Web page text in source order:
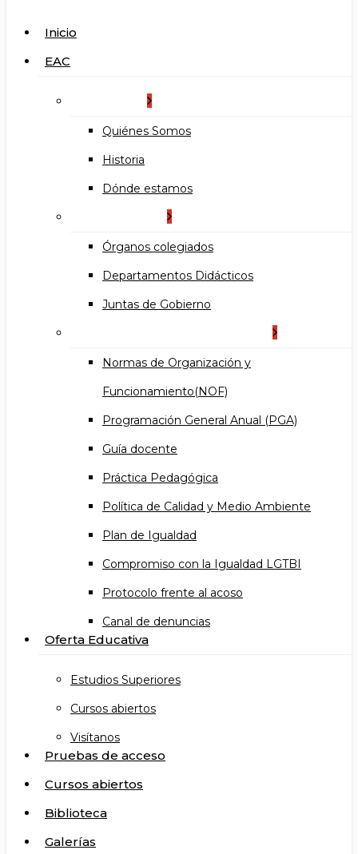
search
Menu
Inicio
EAC
Quiénes Somos
Historia
Dónde estamos
Órganos colegiados
Departamentos Didácticos
Juntas de Gobierno
Normas de Organización y
Funcionamiento(NOF)
Programación General Anual (PGA)
Guía docente
Práctica Pedagógica
Política de Calidad y Medio Ambiente
Plan de Igualdad
Compromiso con la Igualdad LGTBI
Protocolo frente al acoso
Canal de denuncias
Oferta Educativa
Estudios Superiores
Cursos abiertos
Visítanos
Pruebas de acceso
Cursos abiertos
Biblioteca
Galerías